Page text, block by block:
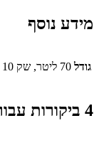
מידע נוסף
גודל 70 ליטר, שק 10 ליטר, שק 25 ליטר
4 ביקורות עבור